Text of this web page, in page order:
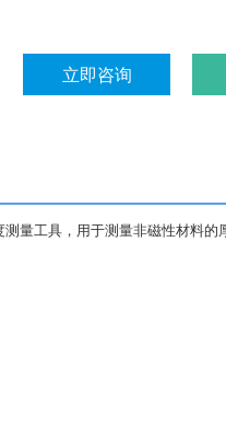
立即咨询
量工具，用于测量非磁性材料